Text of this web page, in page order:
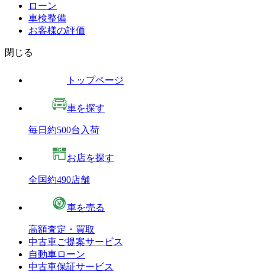
ローン
車検整備
お客様の評価
閉じる
トップページ
車を探す
毎日約500台入荷
お店を探す
全国約490店舗
車を売る
高額査定・買取
中古車ご提案サービス
自動車ローン
中古車保証サービス